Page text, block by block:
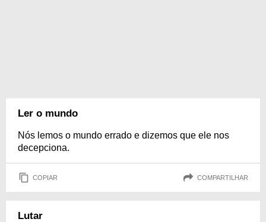
Ler o mundo
Nós lemos o mundo errado e dizemos que ele nos
decepciona.
COPIAR COMPARTILHAR
Lutar